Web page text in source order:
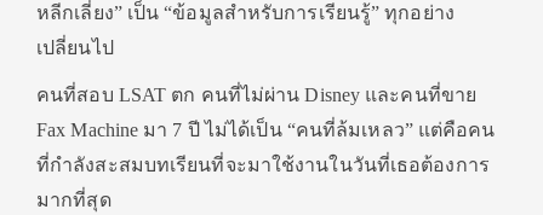
หลีกเลี่ยง” เป็น “ข้อมูลสำหรับการเรียนรู้” ทุกอย่าง
เปลี่ยนไป
คนที่สอบ LSAT ตก คนที่ไม่ผ่าน Disney และคนที่ขาย
Fax Machine มา 7 ปี ไม่ได้เป็น “คนที่ล้มเหลว” แต่คือคน
ที่กำลังสะสมบทเรียนที่จะมาใช้งานในวันที่เธอต้องการ
มากที่สุด